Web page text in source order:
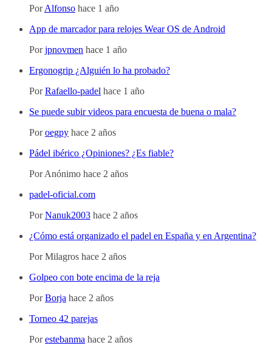
PorAlfonso hace 1 año
App de marcador para relojes Wear OS de Android
Porjpnovmen hace 1 año
Ergonogrip ¿Alguién lo ha probado?
PorRafaello-padel hace 1 año
Se puede subir videos para encuesta de buena o mala?
Poroegpy hace 2 años
Pádel ibérico ¿Opiniones? ¿Es fiable?
PorAnónimo hace 2 años
padel-oficial.com
PorNanuk2003 hace 2 años
¿Cómo está organizado el padel en España y en Argentina?
PorMilagros hace 2 años
Golpeo con bote encima de la reja
PorBorja hace 2 años
Torneo 42 parejas
Porestebanma hace 2 años